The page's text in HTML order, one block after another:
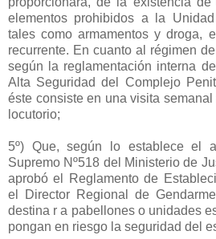
elementos prohibidos a la
tales como armamentos y droga,
recurrente. En cuanto al régimen
según la reglamentación interna
Alta Seguridad del Complejo
éste consiste en una visita
locutorio;
5º) Que, según lo establece el
Supremo Nº518 del Ministerio de
aprobó el Reglamento de
el Director Regional de
destina r a pabellones o unidades
pongan en riesgo la seguridad del